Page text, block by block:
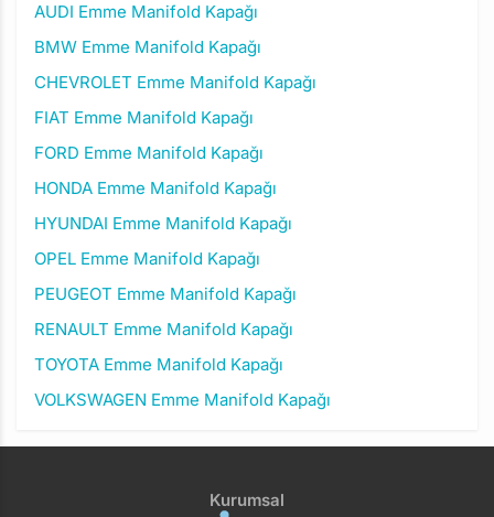
AUDI Emme Manifold Kapağı
BMW Emme Manifold Kapağı
CHEVROLET Emme Manifold Kapağı
FIAT Emme Manifold Kapağı
FORD Emme Manifold Kapağı
HONDA Emme Manifold Kapağı
HYUNDAI Emme Manifold Kapağı
OPEL Emme Manifold Kapağı
PEUGEOT Emme Manifold Kapağı
RENAULT Emme Manifold Kapağı
TOYOTA Emme Manifold Kapağı
VOLKSWAGEN Emme Manifold Kapağı
Kurumsal